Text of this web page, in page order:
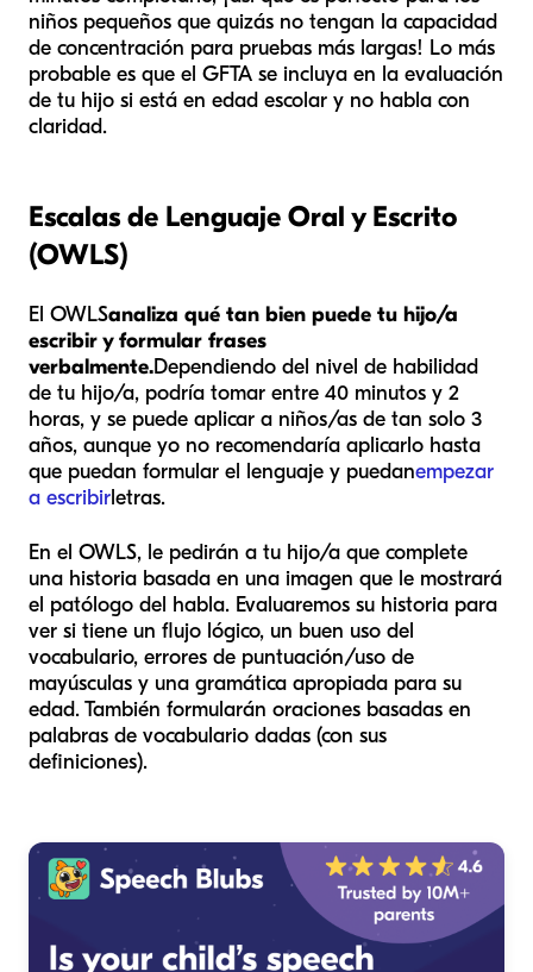
niños pequeños que quizás no tengan la capacidad
de concentración para pruebas más largas! Lo más
probable es que el GFTA se incluya en la evaluación
de tu hijo si está en edad escolar y no habla con
claridad.
Escalas de Lenguaje Oral y Escrito
(OWLS)
El OWLSanaliza qué tan bien puede tu hijo/a
escribir y formular frases
verbalmente.Dependiendo del nivel de habilidad
de tu hijo/a, podría tomar entre 40 minutos y 2
horas, y se puede aplicar a niños/as de tan solo 3
años, aunque yo no recomendaría aplicarlo hasta
que puedan formular el lenguaje y puedanempezar
a escribirletras.
En el OWLS, le pedirán a tu hijo/a que complete
una historia basada en una imagen que le mostrará
el patólogo del habla. Evaluaremos su historia para
ver si tiene un flujo lógico, un buen uso del
vocabulario, errores de puntuación/uso de
mayúsculas y una gramática apropiada para su
edad. También formularán oraciones basadas en
palabras de vocabulario dadas (con sus
definiciones).